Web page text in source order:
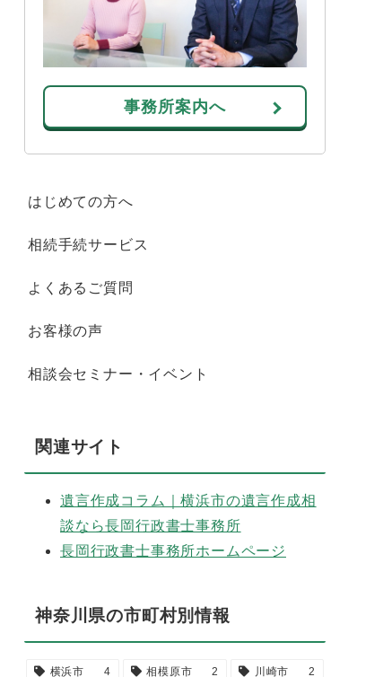
事務所案内へ
はじめての方へ
相続手続サービス
よくあるご質問
お客様の声
相談会セミナー・イベント
関連サイト
遺言作成コラム｜横浜市の遺言作成相
談なら長岡行政書士事務所
長岡行政書士事務所ホームページ
神奈川県の市町村別情報
横浜市 4 相模原市 2 川崎市 2